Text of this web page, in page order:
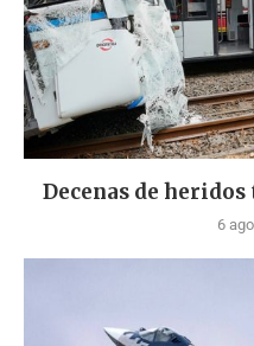
Decenas de heridos
6